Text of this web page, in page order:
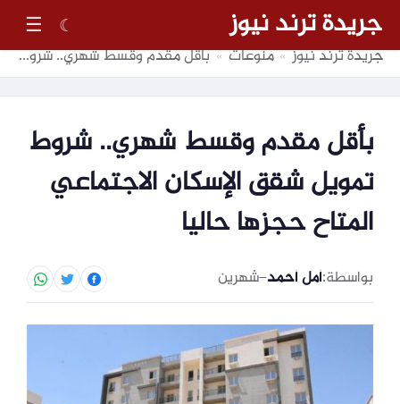
جريدة ترند نيوز ☾
☰
جريدة ترند نيوز » منوعات » بأقل مقدم وقسط شهري.. شروط تمويل شقق الإسكان الاجتماعي المتاح حجزها حاليا
بأقل مقدم وقسط شهري.. شروط
تمويل شقق الإسكان الاجتماعي
المتاح حجزها حاليا
بواسطة:أمل أحمد–شهرين